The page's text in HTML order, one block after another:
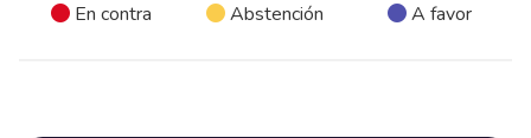
En contra Abstención A favor